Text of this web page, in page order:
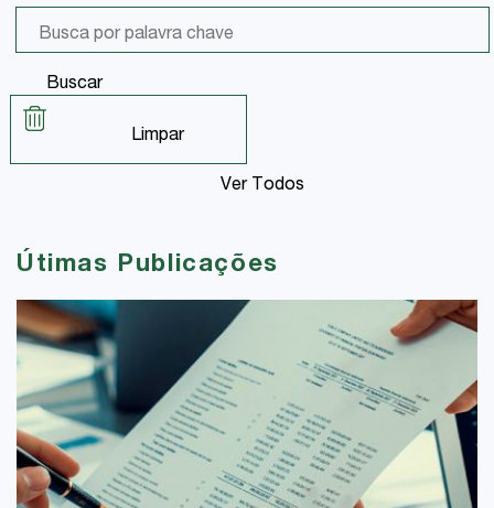
Buscar
Limpar
Ver Todos
Útimas Publicações